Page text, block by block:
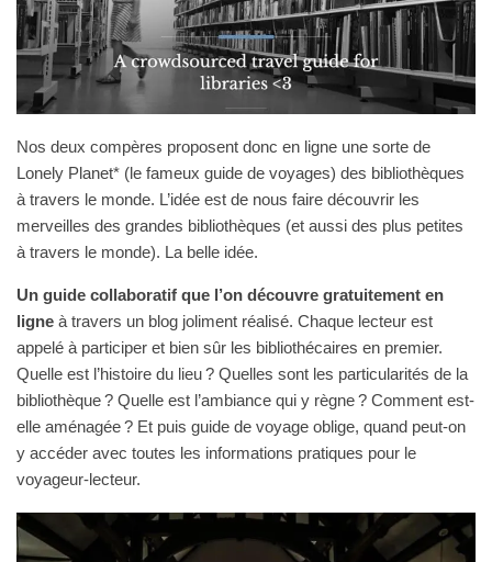
Nos deux compères proposent donc en ligne une sorte de
Lonely Planet* (le fameux guide de voyages) des bibliothèques
à travers le monde. L’idée est de nous faire découvrir les
merveilles des grandes bibliothèques (et aussi des plus petites
à travers le monde). La belle idée.
Un guide collaboratif que l’on découvre gratuitement en
ligne à travers un blog joliment réalisé. Chaque lecteur est
appelé à participer et bien sûr les bibliothécaires en premier.
Quelle est l’histoire du lieu ? Quelles sont les particularités de la
bibliothèque ? Quelle est l’ambiance qui y règne ? Comment est-
elle aménagée ? Et puis guide de voyage oblige, quand peut-on
y accéder avec toutes les informations pratiques pour le
voyageur-lecteur.